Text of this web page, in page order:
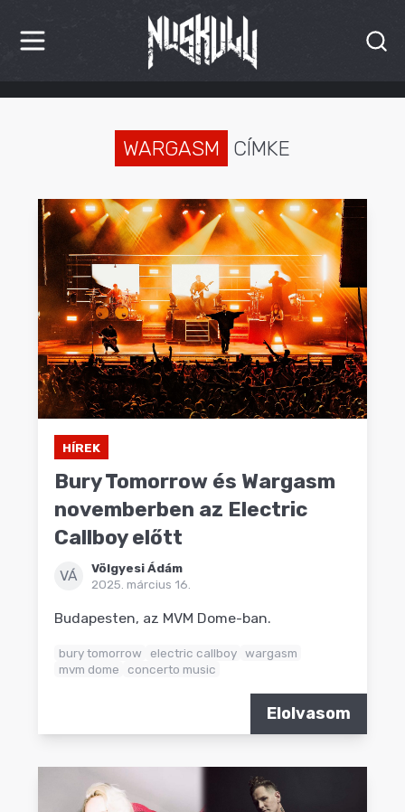
HÍREK
INTERJÚK
PREMIEREK
KULT
MÁSVILÁG
BLOG
WARGASM CÍMKE
HÍREK
Bury Tomorrow és Wargasm
novemberben az Electric
Callboy előtt
VÁ
Völgyesi Ádám
2025. március 16.
Budapesten, az MVM Dome-ban.
bury tomorrow electric callboy wargasm
mvm dome
concerto music
Elolvasom